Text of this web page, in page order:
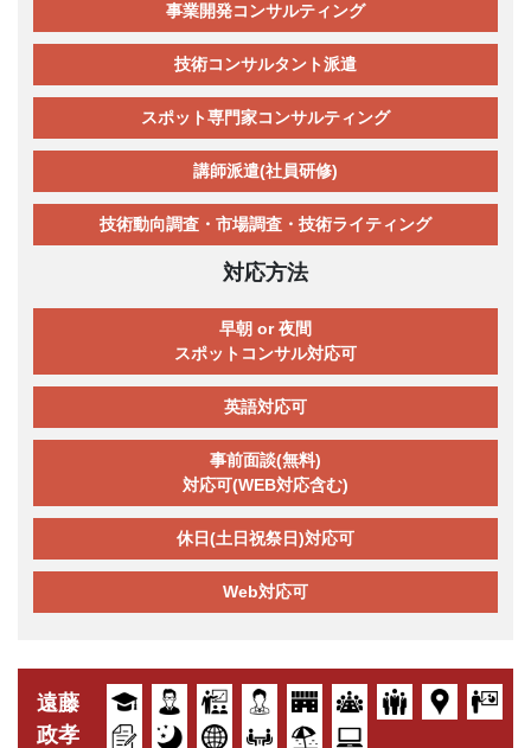
事業開発コンサルティング
技術コンサルタント派遣
スポット専門家コンサルティング
講師派遣(社員研修)
技術動向調査・市場調査・技術ライティング
対応方法
早朝 or 夜間
スポットコンサル対応可
英語対応可
事前面談(無料)
対応可(WEB対応含む)
休日(土日祝祭日)対応可
Web対応可
遠藤
政孝